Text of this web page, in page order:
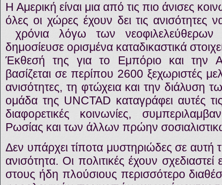
Η Αμερική είναι μια από τις πιο άνισες
όλες οι χώρες έχουν δει τις ανισότητες
χρόνια λόγω των
δημοσίευσε ορισμένα καταδικαστικά
Έκθεσή της για το Εμπόριο και την
βασίζεται σε περίπου 2600 ξεχωριστές
ανισότητες, τη φτώχεια και την
ομάδα της UNCTAD καταγράφει αυτές
διαφορετικές κοινωνίες,
Ρωσίας και των άλλων πρώην
Δεν υπάρχει τίποτα μυστηριώδες σε αυτή
ανισότητα. Οι πολιτικές έχουν
στους ήδη πλούσιους περισσότερο